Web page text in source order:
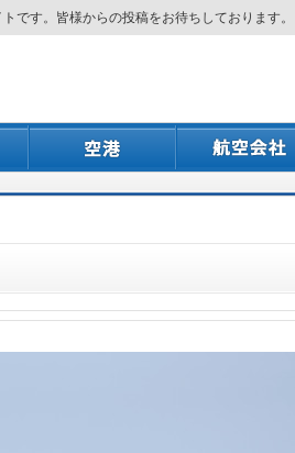
です。皆様からの投稿をお待ちしております。